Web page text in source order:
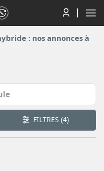
: nos annonces à
FILTRES(4)